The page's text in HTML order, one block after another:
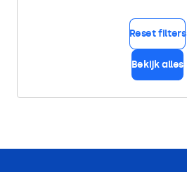
Reset filters
Bekijk alles